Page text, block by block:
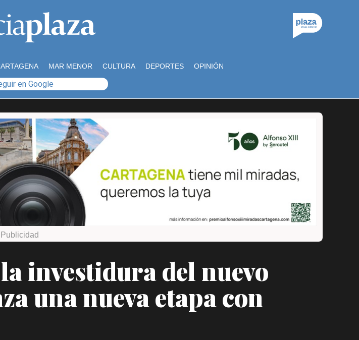
MAR MENOR CULTURA DEPORTES OPINIÓN
en Google
investidura del nuevo
una nueva etapa con